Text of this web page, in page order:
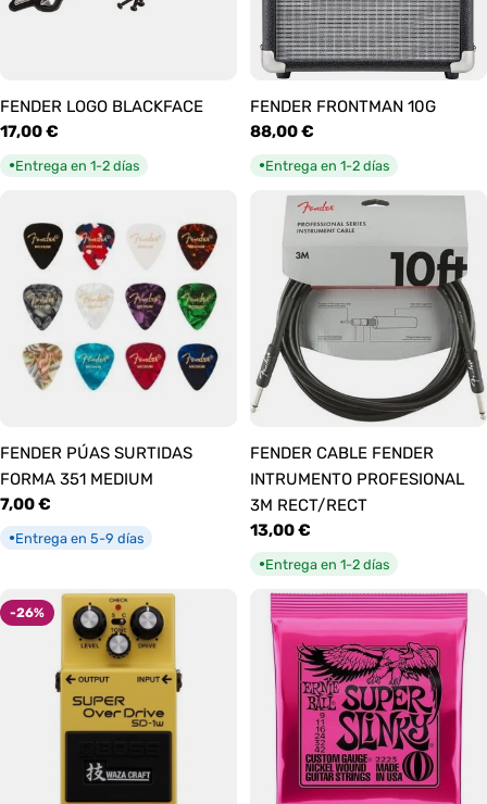
FENDER LOGO BLACKFACE
Precio
habitual
17,00 €
●Entrega en 1-2 días
FENDER FRONTMAN 10G
Precio
habitual
88,00 €
●Entrega en 1-2 días
FENDER PÚAS SURTIDAS
FORMA 351 MEDIUM
Precio
habitual
7,00 €
●Entrega en 5-9 días
FENDER CABLE FENDER
INTRUMENTO PROFESIONAL
3M RECT/RECT
Precio
habitual
13,00 €
●Entrega en 1-2 días
-26%